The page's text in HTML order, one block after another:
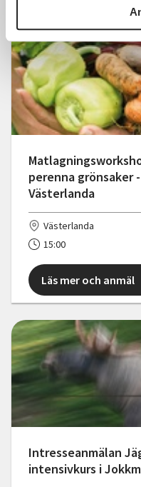
perenna grönsaker
Västerlanda
Västerlanda
15:00
Läs mer och anmäl
Intresseanmälan
intensivkurs i